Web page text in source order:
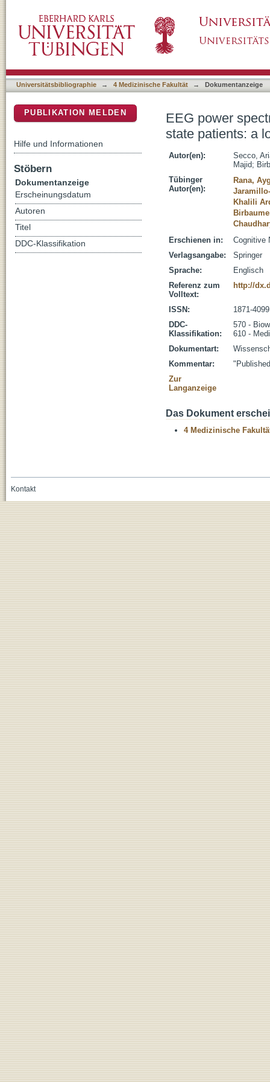
study
Universitätsbibliographie → 4 Medizinische Fakultät → Dokumentanzeige
EEG power
state patients: a
Autor(en):
Secco,
Majid;
Tübinger
Autor(en):
Rana,
Khalili
Erschienen in:
Cognitive
Verlagsangabe:
Springer
Sprache:
Englisch
Referenz zum
Volltext:
http://
ISSN:
1871-4099
DDC-
Klassifikation:
570 -
610 -
Dokumentart:
Kommentar:
Zur
Langanzeige
Das Dokument
4 Medizinische
PUBLIKATION MELDEN
Hilfe und Informationen
Stöbern
Dokumentanzeige
Erscheinungsdatum
Autoren
Titel
DDC-Klassifikation
Kontakt